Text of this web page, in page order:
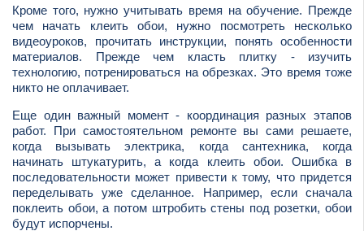
Кроме того, нужно учитывать время на обучение. Прежде
чем начать клеить обои, нужно посмотреть несколько
видеоуроков, прочитать инструкции, понять особенности
материалов. Прежде чем класть плитку - изучить
технологию, потренироваться на обрезках. Это время тоже
никто не оплачивает.
Еще один важный момент - координация разных этапов
работ. При самостоятельном ремонте вы сами решаете,
когда вызывать электрика, когда сантехника, когда
начинать штукатурить, а когда клеить обои. Ошибка в
последовательности может привести к тому, что придется
переделывать уже сделанное. Например, если сначала
поклеить обои, а потом штробить стены под розетки, обои
будут испорчены.